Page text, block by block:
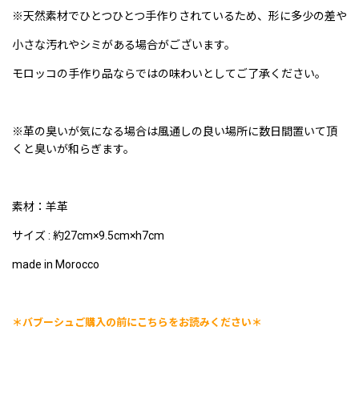
※天然素材でひとつひとつ手作りされているため、形に多少の差や
小さな汚れやシミがある場合がございます。
モロッコの手作り品ならではの味わいとしてご了承ください。
※革の臭いが気になる場合は風通しの良い場所に数日間置いて頂
くと臭いが和らぎます。
素材：羊革
サイズ : 約27cm×9.5cm×h7cm
made in Morocco
＊バブーシュご購入の前にこちらをお読みください＊